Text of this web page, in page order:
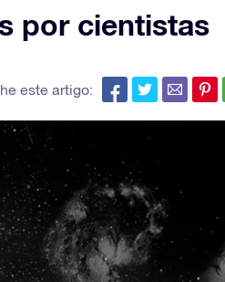
por cientistas
este artigo: